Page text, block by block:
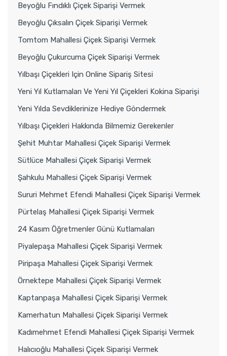
Beyoğlu Fındıklı Çiçek Siparişi Vermek
Beyoğlu Çıksalın Çiçek Siparişi Vermek
Tomtom Mahallesi Çiçek Siparişi Vermek
Beyoğlu Çukurcuma Çiçek Siparişi Vermek
Yılbaşı Çiçekleri Için Online Sipariş Sitesi
Yeni Yıl Kutlamaları Ve Yeni Yıl Çiçekleri Kokina Siparişi
Yeni Yılda Sevdiklerinize Hediye Göndermek
Yılbaşı Çiçekleri Hakkında Bilmemiz Gerekenler
Şehit Muhtar Mahallesi Çiçek Siparişi Vermek
Sütlüce Mahallesi Çiçek Siparişi Vermek
Şahkulu Mahallesi Çiçek Siparişi Vermek
Sururi Mehmet Efendi Mahallesi Çiçek Siparişi Vermek
Pürtelaş Mahallesi Çiçek Siparişi Vermek
24 Kasım Öğretmenler Günü Kutlamaları
Piyalepaşa Mahallesi Çiçek Siparişi Vermek
Piripaşa Mahallesi Çiçek Siparişi Vermek
Örnektepe Mahallesi Çiçek Siparişi Vermek
Kaptanpaşa Mahallesi Çiçek Siparişi Vermek
Kamerhatun Mahallesi Çiçek Siparişi Vermek
Kadımehmet Efendi Mahallesi Çiçek Siparişi Vermek
Halıcıoğlu Mahallesi Çiçek Siparişi Vermek